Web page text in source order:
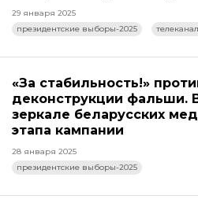
29 января 2025
президентские выборы-2025
«За стабильность!»
деконструкции фальши.
зеркале беларусских
этапа кампании
28 января 2025
президентские выборы-2025